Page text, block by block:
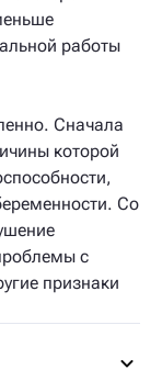
работы
Сначала
которой
Со
с
признаки